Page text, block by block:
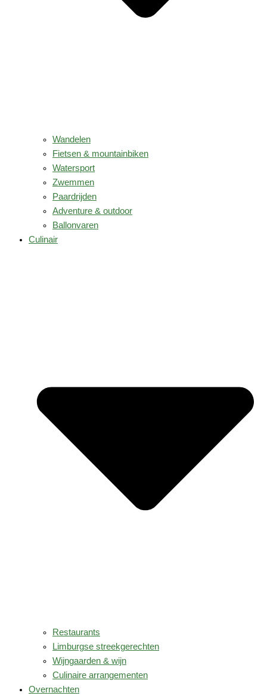
Wandelen
Fietsen & mountainbiken
Watersport
Zwemmen
Paardrijden
Adventure & outdoor
Ballonvaren
Culinair
Restaurants
Limburgse streekgerechten
Wijngaarden & wijn
Culinaire arrangementen
Overnachten